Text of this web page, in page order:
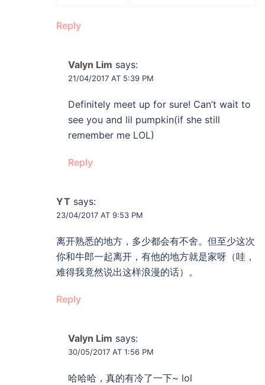
Reply
Valyn Lim says:
21/04/2017 AT 5:39 PM
Definitely meet up for sure! Can’t wait to
see you and lil pumpkin(if she still
remember me LOL)
Reply
YT says:
23/04/2017 AT 9:53 PM
离开熟悉的地方，多少都会有不舍。但至少这次
你和牛郎一起离开，有他的地方就是家呀（哇，
难得我竟然说出这样浪漫的话）。
Reply
Valyn Lim says:
30/05/2017 AT 1:56 PM
哈哈哈，真的有冷了一下~ lol